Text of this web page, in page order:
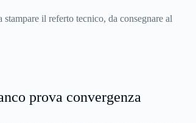
il referto tecnico, da consegnare al
prova convergenza